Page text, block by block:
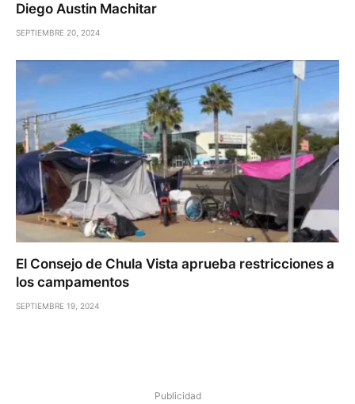
Diego Austin Machitar
SEPTIEMBRE 20, 2024
El Consejo de Chula Vista aprueba restricciones a
los campamentos
SEPTIEMBRE 19, 2024
Publicidad